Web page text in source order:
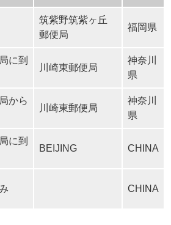
筑紫野筑紫ヶ丘
郵便局
福岡県
に到
川崎東郵便局
神奈川
県
から
川崎東郵便局
神奈川
県
に到
BEIJING CHINA
CHINA